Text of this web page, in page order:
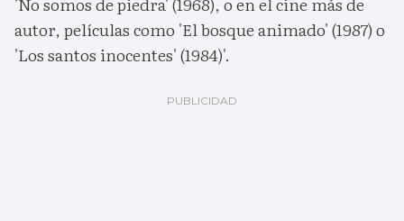
autor, películas como 'El bosque animado' (1987) o
'Los santos inocentes' (1984)'.